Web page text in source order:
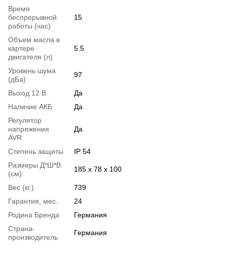
Время
беспрерывной
работы (час)
15
Объем масла в
картере
двигателя (л)
5.5
Уровень шума
(дБа)
97
Выход 12 В
Да
Наличие АКБ
Да
Регулятор
напряжения
AVR
Да
Степень защиты
IP 54
Размеры Д*Ш*В
(см)
185 х 78 х 100
Вес (кг.)
739
Гарантия, мес.
24
Родина Бренда
Германия
Страна-
производитель
Германия